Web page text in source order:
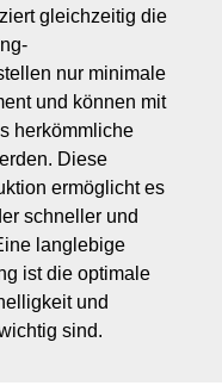
gleichzeitig die
nur minimale
und können mit
herkömmliche
Diese
ermöglicht es
schneller und
langlebige
ist die optimale
und
sind.